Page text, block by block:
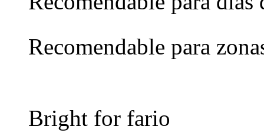
Recomendable para
Bright for fario